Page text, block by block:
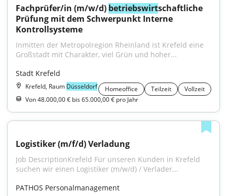
Fachprüfer/in (m/w/d) betriebswirtschaftliche
Prüfung mit dem Schwerpunkt Interne
Kontrollsysteme
Inmitten der Metropolregion Rheinland ist Krefeld eine
Großstadt mit Charakter, viel Grün und hoher...
Stadt Krefeld
Krefeld, Raum Düsseldorf Homeoffice Teilzeit
Vollzeit
Von 48.000,00 € bis 65.000,00 € pro Jahr
Logistiker (m/f/d) Verladung
Job DescriptionKrefeld Für unseren Kunden in Krefeld
suchen wir einen Logistiker (m/w/d) / Verlader...
PATHOS Personalmanagement